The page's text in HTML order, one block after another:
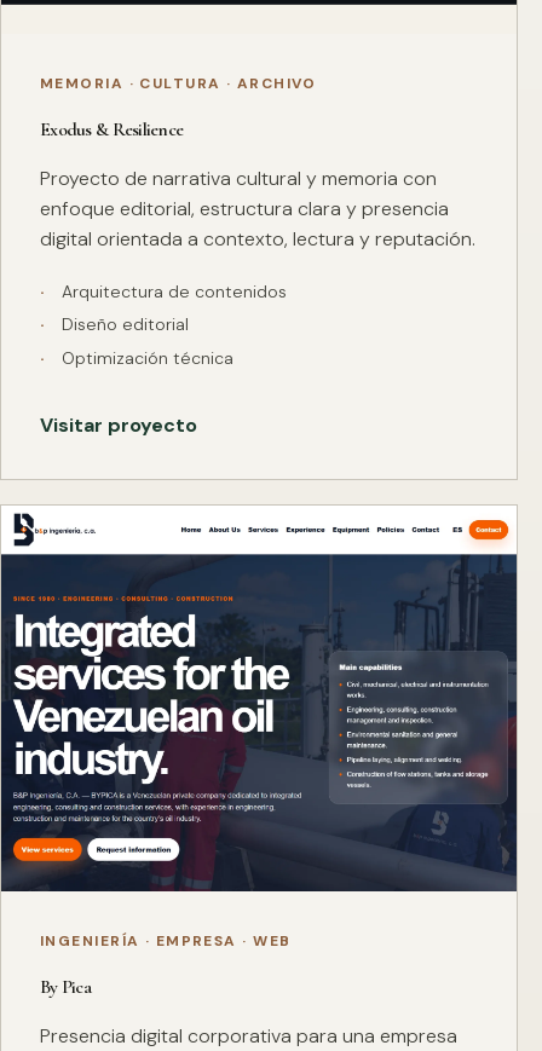
MEMORIA · CULTURA · ARCHIVO
Exodus & Resilience
Proyecto de narrativa cultural y memoria con
enfoque editorial, estructura clara y presencia
digital orientada a contexto, lectura y reputación.
Arquitectura de contenidos
Diseño editorial
Optimización técnica
Visitar proyecto
INGENIERÍA · EMPRESA · WEB
By Pica
Presencia digital corporativa para una empresa